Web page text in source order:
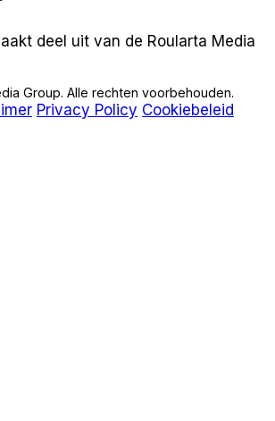
deel uit van de Roularta Media
Group. Alle rechten voorbehouden.
Privacy Policy Cookiebeleid